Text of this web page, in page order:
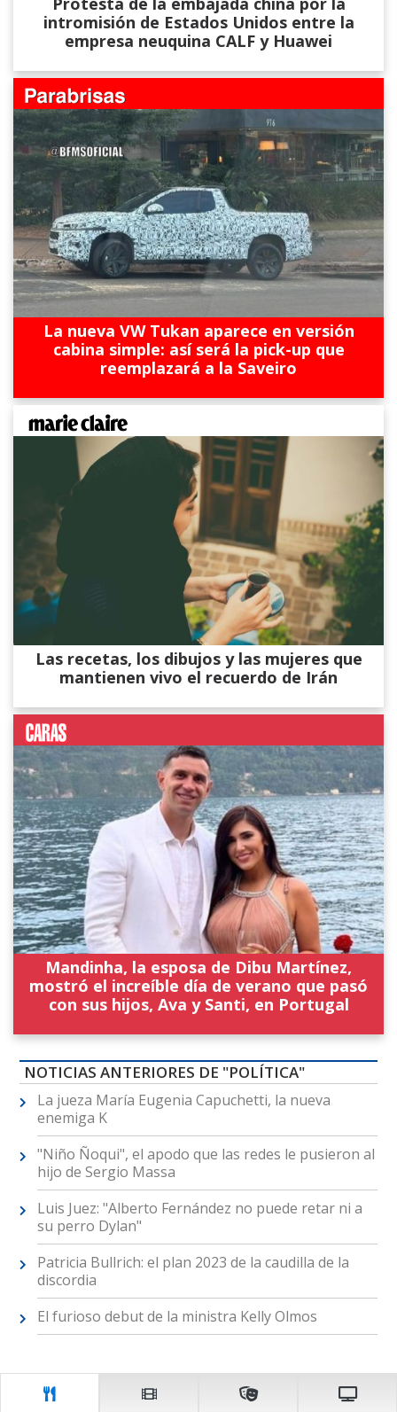
intromisión de Estados Unidos entre la
empresa neuquina CALF y Huawei
La nueva VW Tukan aparece en versión
cabina simple: así será la pick-up que
reemplazará a la Saveiro
Las recetas, los dibujos y las mujeres que
mantienen vivo el recuerdo de Irán
Mandinha, la esposa de Dibu Martínez,
mostró el increíble día de verano que pasó
con sus hijos, Ava y Santi, en Portugal
NOTICIAS ANTERIORES DE "POLÍTICA"
La jueza María Eugenia Capuchetti, la nueva
enemiga K
"Niño Ñoqui", el apodo que las redes le pusieron al
hijo de Sergio Massa
Luis Juez: "Alberto Fernández no puede retar ni a
su perro Dylan"
Patricia Bullrich: el plan 2023 de la caudilla de la
discordia
El furioso debut de la ministra Kelly Olmos